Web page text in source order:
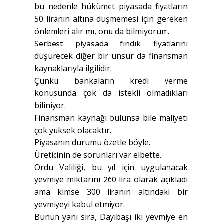
bu nedenle hükümet piyasada fiyatların
50 liranın altına düşmemesi için gereken
önlemleri alır mı, onu da bilmiyorum.
Serbest piyasada fındık fiyatlarını
düşürecek diğer bir unsur da finansman
kaynaklarıyla ilgilidir.
Çünkü bankaların kredi verme
konusunda çok da istekli olmadıkları
biliniyor.
Finansman kaynağı bulunsa bile maliyeti
çok yüksek olacaktır.
Piyasanın durumu özetle böyle.
Üreticinin de sorunları var elbette.
Ordu Valiliği, bu yıl için uygulanacak
yevmiye miktarını 260 lira olarak açıkladı
ama kimse 300 liranın altındaki bir
yevmiyeyi kabul etmiyor.
Bunun yanı sıra, Dayıbaşı iki yevmiye en